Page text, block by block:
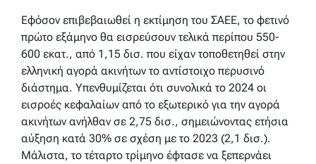
Εφόσον επιβεβαιωθεί η εκτίμηση του ΣΑΕΕ, το φετινό
πρώτο εξάμηνο θα εισρεύσουν τελικά περίπου 550-
600 εκατ., από 1,15 δισ. που είχαν τοποθετηθεί στην
ελληνική αγορά ακινήτων το αντίστοιχο περυσινό
διάστημα. Υπενθυμίζεται ότι συνολικά το 2024 οι
εισροές κεφαλαίων από το εξωτερικό για την αγορά
ακινήτων ανήλθαν σε 2,75 δισ., σημειώνοντας ετήσια
αύξηση κατά 30% σε σχέση με το 2023 (2,1 δισ.).
Μάλιστα, το τέταρτο τρίμηνο έφτασε να ξεπερνάει